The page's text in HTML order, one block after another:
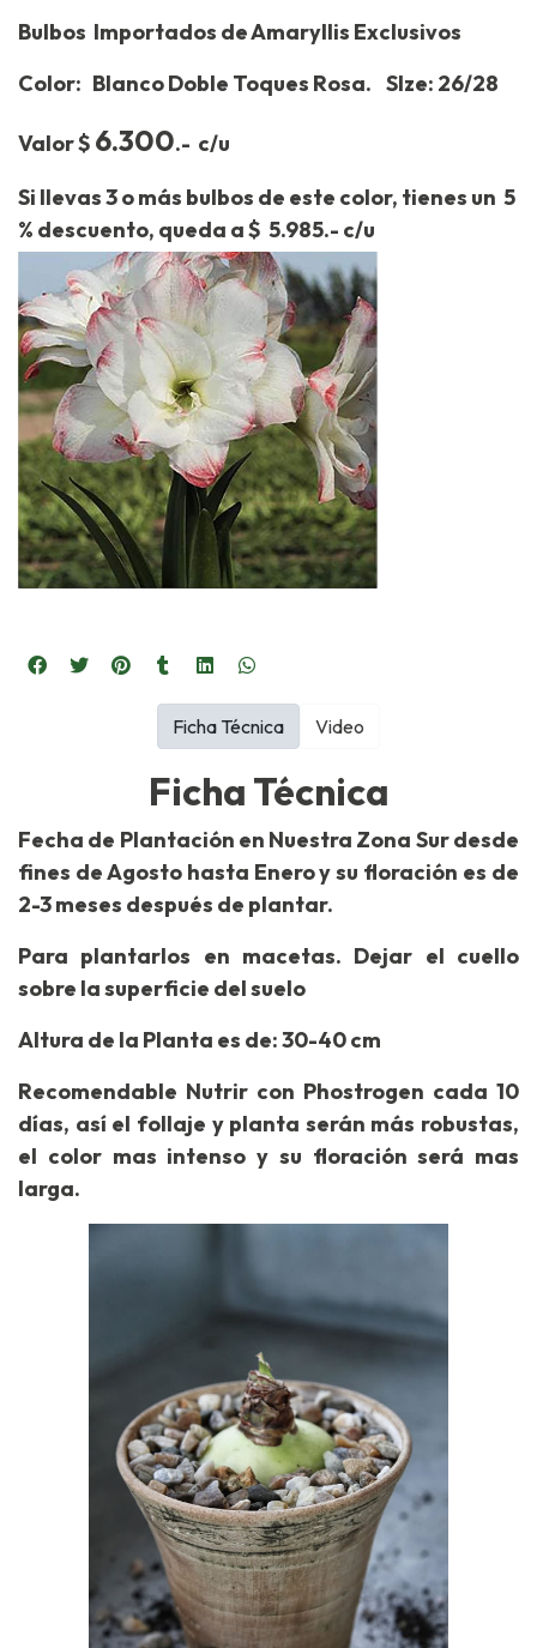
Bulbos Importados de Amaryllis Exclusivos
Color: Blanco Doble Toques Rosa. SIze: 26/28
Valor $ 6.300.- c/u
Si llevas 3 o más bulbos de este color, tienes un 5
% descuento, queda a $ 5.985.- c/u
Ficha Técnica
Fecha de Plantación en Nuestra Zona Sur desde
fines de Agosto hasta Enero y su floración es de
2-3 meses después de plantar.
Para plantarlos en macetas. Dejar el cuello
sobre la superficie del suelo
Altura de la Planta es de: 30-40 cm
Recomendable Nutrir con Phostrogen cada 10
días, así el follaje y planta serán más robustas,
el color mas intenso y su floración será mas
larga.
Ficha Técnica Video